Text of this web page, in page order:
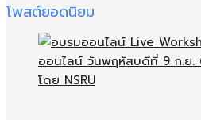
โพสต์ยอดนิยม